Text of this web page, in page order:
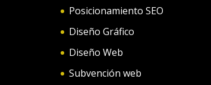
Posicionamiento SEO
Diseño Gráfico
Diseño Web
Subvención web